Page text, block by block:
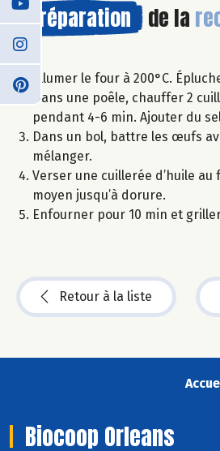
Préparation de la
Allumer le four à 200°C.
Dans une poêle, chauffer 2
pendant 4-6 min. Ajouter du
Dans un bol, battre les œufs
mélanger.
Verser une cuillerée d’huile
moyen jusqu’à dorure.
Enfourner pour 10 min et
Retour à la liste
Biocoop Orleans